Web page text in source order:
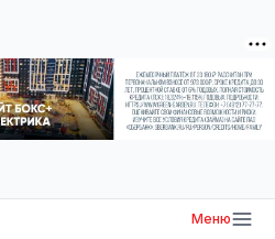
Меню